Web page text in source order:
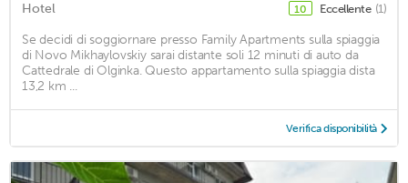
Hotel 10 Eccellente (1)
Se decidi di soggiornare presso Family Apartments sulla spiaggia
di Novo Mikhaylovskiy sarai distante soli 12 minuti di auto da
Cattedrale di Olginka. Questo appartamento sulla spiaggia dista
13,2 km ...
Verifica disponibilità